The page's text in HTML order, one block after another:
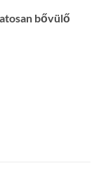
bővülő